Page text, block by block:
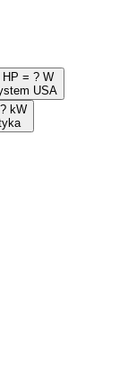
HP = ? W
USA
kW